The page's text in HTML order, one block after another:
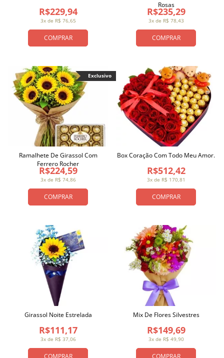
COMPRAR
3x de R$ 76,65
R$229,94
COMPRAR
3x de R$ 78,43
R$235,29
Rosas
COMPRAR
3x de R$ 74,86
R$224,59
Ramalhete De Girassol Com
Ferrero Rocher
Exclusivo
COMPRAR
3x de R$ 170,81
R$512,42
Box Coração Com Todo Meu Amor.
COMPRAR
3x de R$ 37,06
R$111,17
Girassol Noite Estrelada
COMPRAR
3x de R$ 49,90
R$149,69
Mix De Flores Silvestres